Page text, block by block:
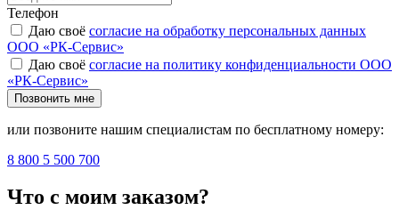
Телефон
Даю своё согласие на обработку персональных данных
ООО «РК-Сервис»
Даю своё согласие на политику конфиденциальности ООО
«РК-Сервис»
Позвонить мне
или позвоните нашим специалистам по бесплатному номеру:
8 800 5 500 700
Что с моим заказом?